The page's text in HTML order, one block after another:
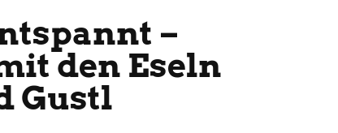
–
den Eseln
Gustl